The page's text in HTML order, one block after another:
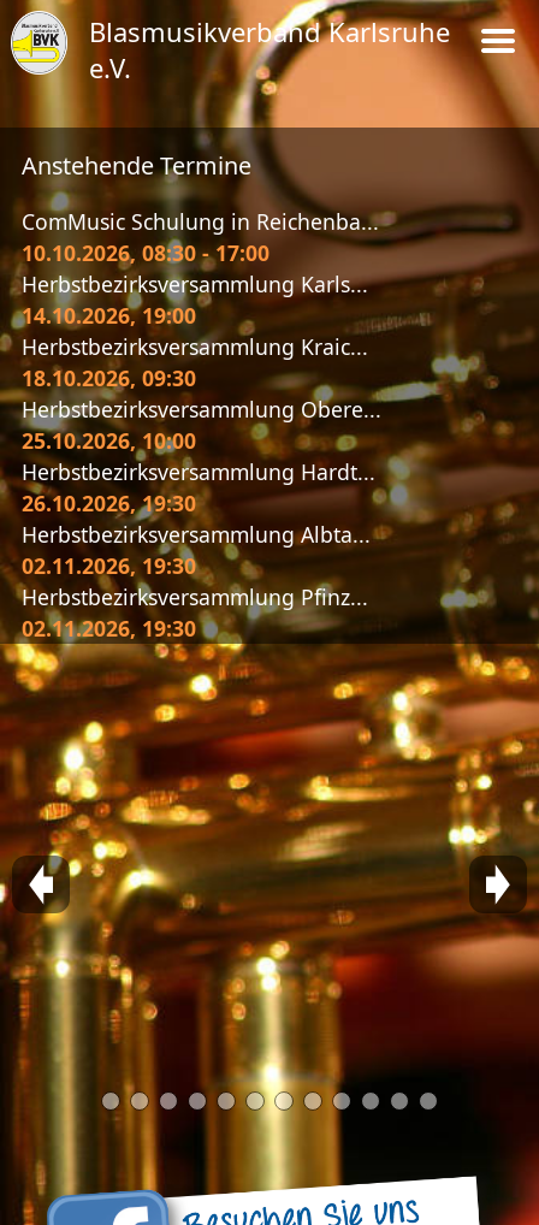
Blasmusikverband Karlsruhe
e.V.
Anstehende Termine
ComMusic Schulung in Reichenba...
10.10.2026, 08:30-17:00
Herbstbezirksversammlung Karls...
14.10.2026, 19:00
Herbstbezirksversammlung Kraic...
18.10.2026, 09:30
Herbstbezirksversammlung Obere...
25.10.2026, 10:00
Herbstbezirksversammlung Hardt...
26.10.2026, 19:30
Herbstbezirksversammlung Albta...
02.11.2026, 19:30
Herbstbezirksversammlung Pfinz...
02.11.2026, 19:30